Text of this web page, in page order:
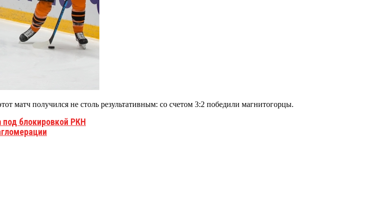
матч получился не столь результативным: со счетом 3:2 победили магнитогорцы.
блокировкой РКН